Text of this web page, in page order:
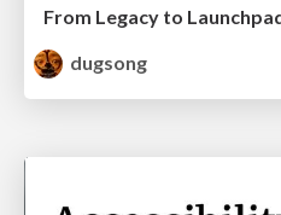
dugsong